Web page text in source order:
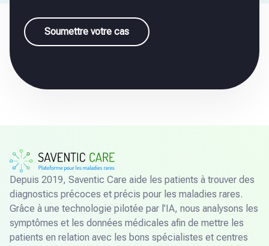
Soumettre votre cas
Depuis 2019, Saventic Care aide les patients à trouver des
diagnostics précoces et précis pour les maladies rares.
Grâce à une technologie pilotée par l’IA, nous analysons les
symptômes et les données médicales afin de mettre les
patients en relation avec les bons spécialistes et centres